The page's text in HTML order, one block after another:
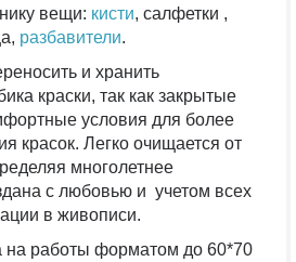
вещи: кисти, салфетки ,
разбавители.
и хранить
краски, так как закрытые
условия для более
красок. Легко очищается от
многолетнее
с любовью и учетом всех
в живописи.
на работы форматом до 60*70